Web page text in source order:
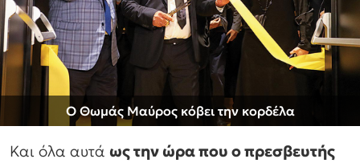
Ο Θωμάς Μαύρος κόβει την κορδέλα
Και όλα αυτά ως την ώρα που ο πρεσβευτής